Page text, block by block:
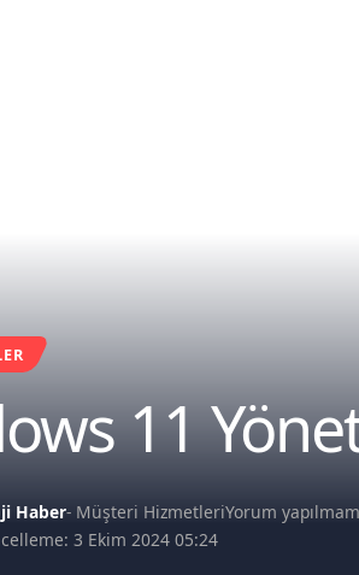
11
3 Ekim 2024 05:24
Haber- Müşteri HizmetleriYorum